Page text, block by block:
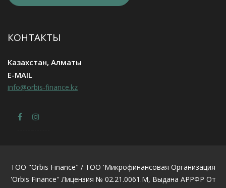
КОНТАКТЫ
Казахстан, Алматы
E-MAIL
info@orbis-finance.kz
ТОО "Orbis Finance" / ТОО 'Микрофинансовая Организация
'Orbis Finance'' Лицензия № 02.21.0061.М, Выдана АРРФР От